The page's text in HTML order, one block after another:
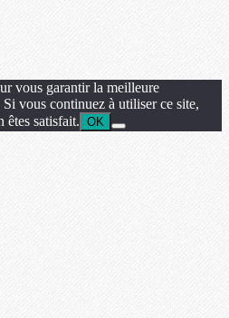
vous garantir la meilleure
vous continuez à utiliser ce site,
êtes satisfait. OK